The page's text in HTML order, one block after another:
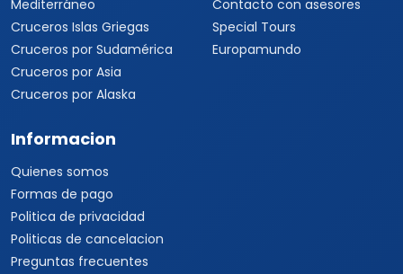
Mediterráneo
Cruceros Islas Griegas
Cruceros por Sudamérica
Cruceros por Asia
Cruceros por Alaska
Contacto con asesores
Special Tours
Europamundo
Informacion
Quienes somos
Formas de pago
Politica de privacidad
Politicas de cancelacion
Preguntas frecuentes